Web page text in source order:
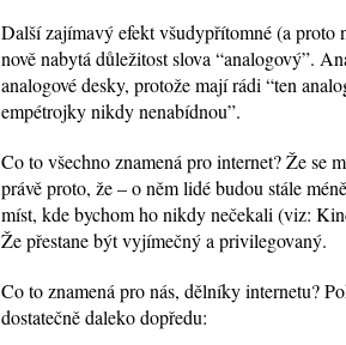
Další zajímavý efekt všudypřítomné (a proto
nově nabytá důležitost slova “analogový”.
analogové desky, protože mají rádi “ten
empétrojky nikdy nenabídnou”.
Co to všechno znamená pro internet? Že se
právě proto, že – o něm lidé budou stále
míst, kde bychom ho nikdy nečekali (viz:
Že přestane být vyjímečný a privilegovaný.
Co to znamená pro nás, dělníky internetu?
dostatečně daleko dopředu: